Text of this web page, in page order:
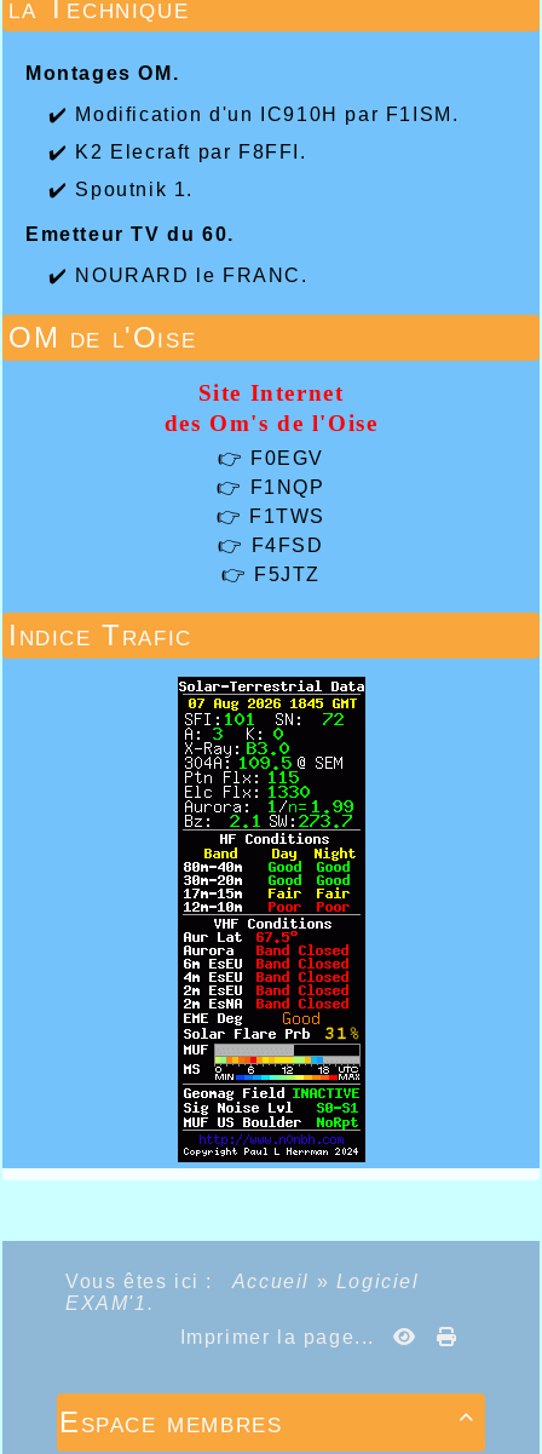
la Technique
Montages OM.
✔️ Modification d'un IC910H par F1ISM.
✔️ K2 Elecraft par F8FFI.
✔️ Spoutnik 1.
Emetteur TV du 60.
✔️ NOURARD le FRANC.
OM de l'Oise
Site Internet
des Om's de l'Oise
👉 F0EGV
👉
F1NQP
👉 F1TWS
👉
F4FSD
👉 F5JTZ
Indice Trafic
Vous êtes ici : Accueil » Logiciel
EXAM'1.
Imprimer la page...

Espace membres